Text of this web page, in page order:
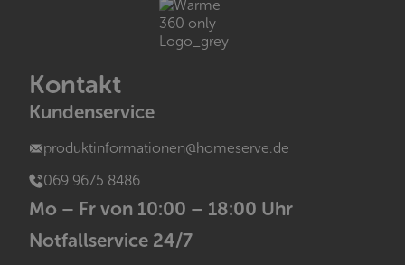
Kontakt
Kundenservice
produktinformationen@homeserve.de
069 9675 8486
Mo – Fr von 10:00 – 18:00 Uhr
Notfallservice 24/7